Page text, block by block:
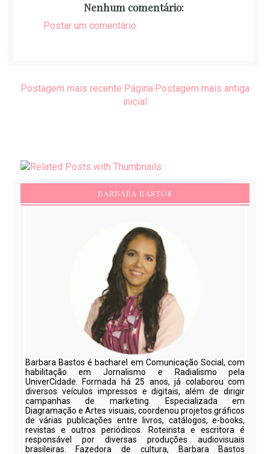
Nenhum comentário:
Postar um comentário
Postagem mais recente Postagem mais antiga
Página
inicial
BARBARA BASTOS
Barbara Bastos é bacharel em Comunicação Social, com
habilitação em Jornalismo e Radialismo pela
UniverCidade. Formada há 25 anos, já colaborou com
diversos veículos impressos e digitais, além de dirigir
campanhas de marketing. Especializada em
Diagramação e Artes visuais, coordenou projetos gráficos
de várias publicações entre livros, catálogos, e-books,
revistas e outros periódicos. Roteirista e escritora é
responsável por diversas produções audiovisuais
brasileiras. Fazedora de cultura, Barbara Bastos